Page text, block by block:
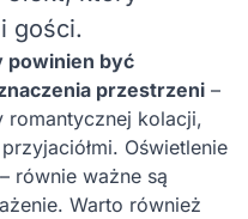
gości.
powinien być
przestrzeni –
romantycznej kolacji,
Oświetlenie
równie ważne są
Warto również